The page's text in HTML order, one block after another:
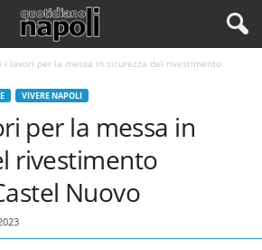
i lavori per la messa in sicurezza del rivestimento
VIVERE NAPOLI
per la messa in
rivestimento
Nuovo